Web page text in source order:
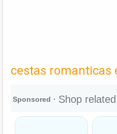
cestas romanticas